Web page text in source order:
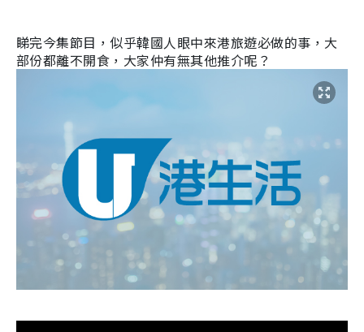
睇完今集節目，似乎韓國人眼中來港旅遊必做的事，大
部份都離不開食，大家仲有無其他推介呢？